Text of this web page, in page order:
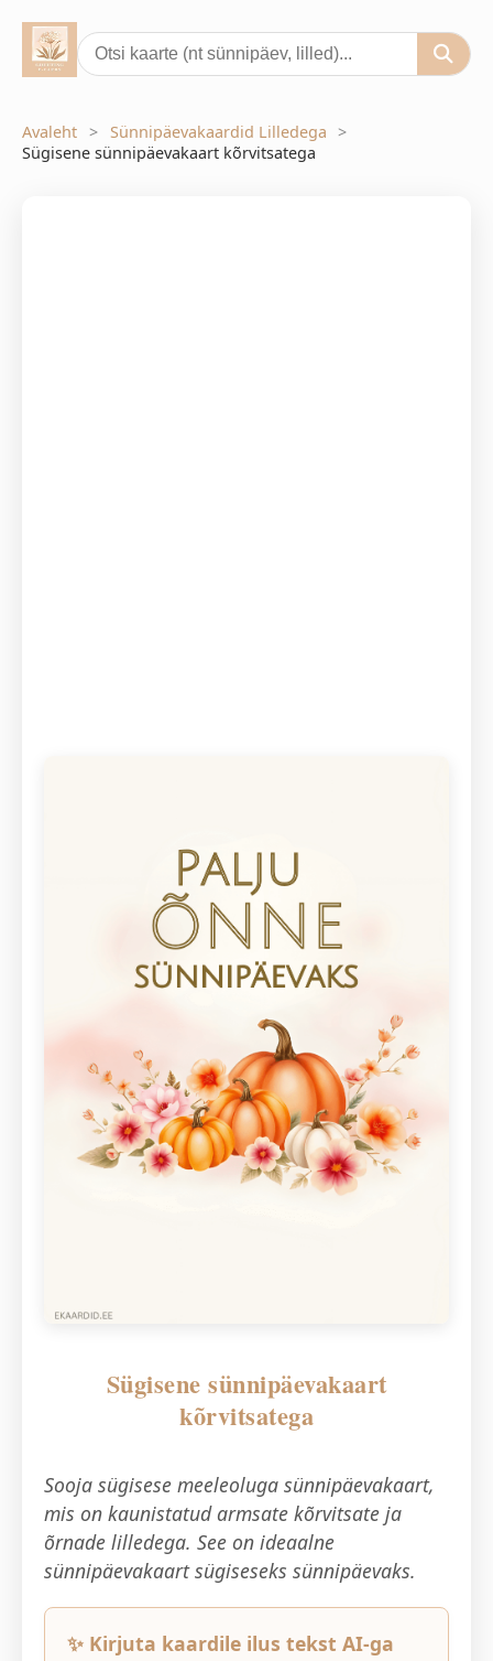
Avaleht
Sünnipäevakaardid Lilledega
Sügisene sünnipäevakaart kõrvitsatega
Sügisene sünnipäevakaart
kõrvitsatega
Sooja sügisese meeleoluga sünnipäevakaart,
mis on kaunistatud armsate kõrvitsate ja
õrnade lilledega. See on ideaalne
sünnipäevakaart sügiseseks sünnipäevaks.
✨ Kirjuta kaardile ilus tekst AI-ga